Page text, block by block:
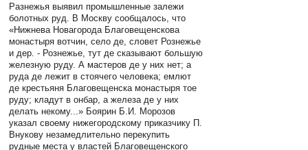
Разнежья выявил промышленные залежи
болотных руд. В Москву сообщалось, что
«Нижнева Новагорода Благовещенскова
монастыря вотчин, село де, словет Рознежье
и дер. - Рознежье, тут де сказывают большую
железную руду. А мастеров де у них нет; а
руда де лежит в стоячего человека; емлют
де крестьяня Благовещенска монастыря тое
руду; кладут в онбар, а железа де у них
делать некому...» Боярин Б.И. Морозов
указал своему нижегородскому приказчику П.
Внукову незамедлительно перекупить
рудные места у властей Благовещенского